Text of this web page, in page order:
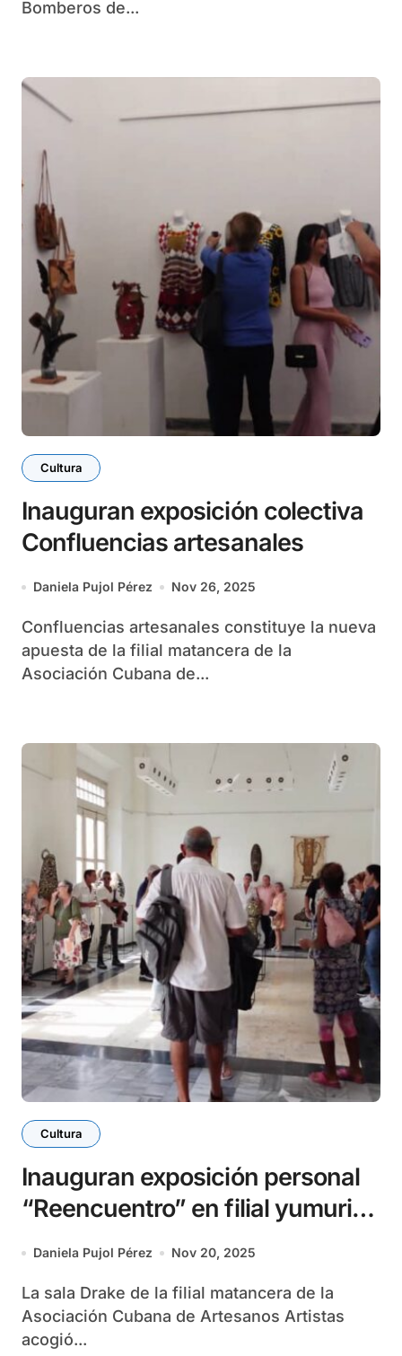
Bomberos de...
Cultura
Inauguran exposición colectiva
Confluencias artesanales
Daniela Pujol Pérez Nov 26, 2025
Confluencias artesanales constituye la nueva
apuesta de la filial matancera de la
Asociación Cubana de...
Cultura
Inauguran exposición personal
“Reencuentro” en filial yumurina
de la ACAA
Daniela Pujol Pérez Nov 20, 2025
La sala Drake de la filial matancera de la
Asociación Cubana de Artesanos Artistas
acogió...